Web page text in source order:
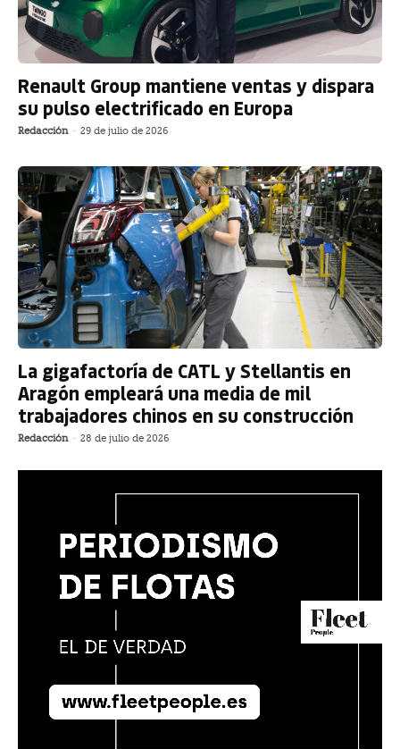
Renault Group mantiene ventas y dispara
su pulso electrificado en Europa
Redacción - 29 de julio de 2026
La gigafactoría de CATL y Stellantis en
Aragón empleará una media de mil
trabajadores chinos en su construcción
Redacción - 28 de julio de 2026